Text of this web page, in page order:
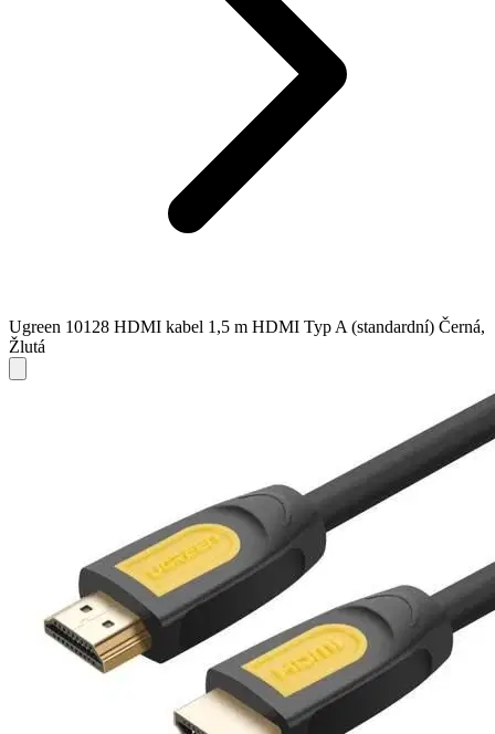
Ugreen 10128 HDMI kabel 1,5 m HDMI Typ A (standardní) Černá,
Žlutá